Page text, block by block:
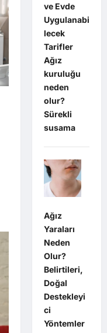
ve Evde
Uygulanabi
lecek
Tarifler
Ağız
kuruluğu
neden
olur?
Sürekli
susama
Ağız
Yaraları
Neden
Olur?
Belirtileri,
Doğal
Destekleyi
ci
Yöntemler